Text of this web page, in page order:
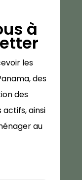
à
les
des
des
ainsi
au